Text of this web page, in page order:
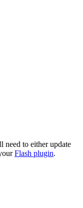
need to either update
Flash plugin.